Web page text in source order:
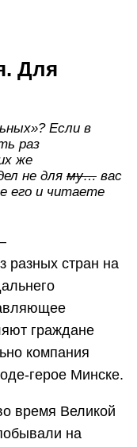
Для
Если в
раз
же
не для му… вас
его и читаете
разных стран на
граждане
компания
герое Минске.
время Великой
на